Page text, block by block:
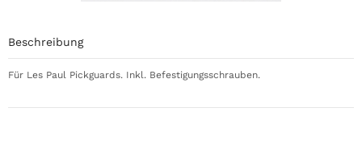
Beschreibung
Für Les Paul Pickguards. Inkl. Befestigungsschrauben.